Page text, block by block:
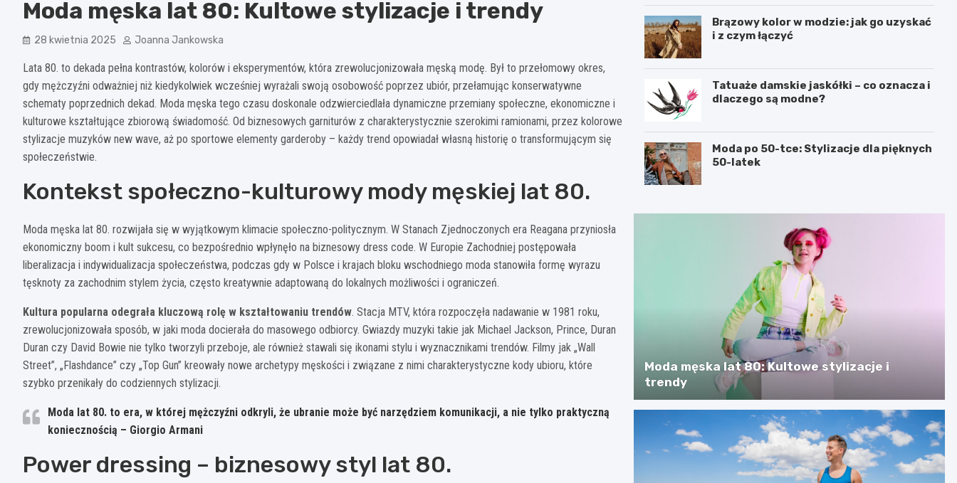
Moda męska lat 80: Kultowe stylizacje i trendy
28 kwietnia 2025 Joanna Jankowska
Lata 80. to dekada pełna kontrastów, kolorów i eksperymentów, która zrewolucjonizowała męską modę. Był to przełomowy okres,
gdy mężczyźni odważniej niż kiedykolwiek wcześniej wyrażali swoją osobowość poprzez ubiór, przełamując konserwatywne
schematy poprzednich dekad. Moda męska tego czasu doskonale odzwierciedlała dynamiczne przemiany społeczne, ekonomiczne i
kulturowe kształtujące zbiorową świadomość. Od biznesowych garniturów z charakterystycznie szerokimi ramionami, przez kolorowe
stylizacje muzyków new wave, aż po sportowe elementy garderoby – każdy trend opowiadał własną historię o transformującym się
społeczeństwie.
Kontekst społeczno-kulturowy mody męskiej lat 80.
Moda męska lat 80. rozwijała się w wyjątkowym klimacie społeczno-politycznym. W Stanach Zjednoczonych era Reagana przyniosła
ekonomiczny boom i kult sukcesu, co bezpośrednio wpłynęło na biznesowy dress code. W Europie Zachodniej postępowała
liberalizacja i indywidualizacja społeczeństwa, podczas gdy w Polsce i krajach bloku wschodniego moda stanowiła formę wyrazu
tęsknoty za zachodnim stylem życia, często kreatywnie adaptowaną do lokalnych możliwości i ograniczeń.
Kultura popularna odegrała kluczową rolę w kształtowaniu trendów. Stacja MTV, która rozpoczęła nadawanie w 1981 roku,
zrewolucjonizowała sposób, w jaki moda docierała do masowego odbiorcy. Gwiazdy muzyki takie jak Michael Jackson, Prince, Duran
Duran czy David Bowie nie tylko tworzyli przeboje, ale również stawali się ikonami stylu i wyznacznikami trendów. Filmy jak „Wall
Street”, „Flashdance” czy „Top Gun” kreowały nowe archetypy męskości i związane z nimi charakterystyczne kody ubioru, które
szybko przenikały do codziennych stylizacji.
Moda lat 80. to era, w której mężczyźni odkryli, że ubranie może być narzędziem komunikacji, a nie tylko praktyczną
koniecznością – Giorgio Armani
Power dressing – biznesowy styl lat 80.
Brązowy kolor w modzie: jak go uzyskać
i z czym łączyć
Tatuaże damskie jaskółki – co oznacza i
dlaczego są modne?
Moda po 50-tce: Stylizacje dla pięknych
50-latek
Moda męska lat 80: Kultowe stylizacje i
trendy